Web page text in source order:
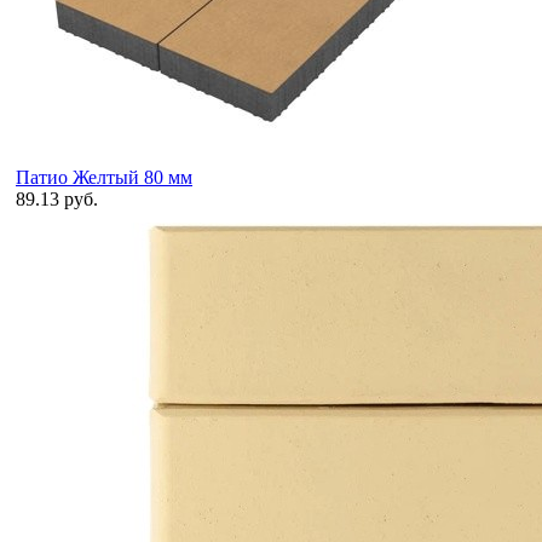
Патио Желтый 80 мм
89.13 руб.